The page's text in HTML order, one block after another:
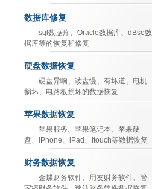
数据库修复
sql数据库、Oracle数据库、dBse数
据库等的恢复和修复
硬盘数据恢复
硬盘异响、读盘慢、有坏道、电机
损坏、电路板损坏的数据恢复
苹果数据恢复
苹果服务、苹果笔记本、苹果硬
盘、iPhone、iPad、Itouch等数据恢复
财务数据恢复
金蝶财务软件、用友财务软件、管